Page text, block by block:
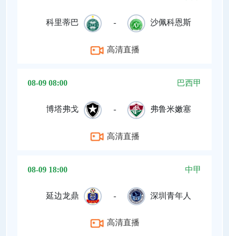
科里蒂巴 - 沙佩科恩斯
高清直播
08-09 08:00 巴西甲
博塔弗戈 - 弗鲁米嫩塞
高清直播
08-09 18:00 中甲
延边龙鼎 - 深圳青年人
高清直播